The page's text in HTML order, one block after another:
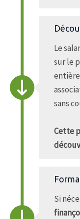
Le
sur le
sans
Cette
Si